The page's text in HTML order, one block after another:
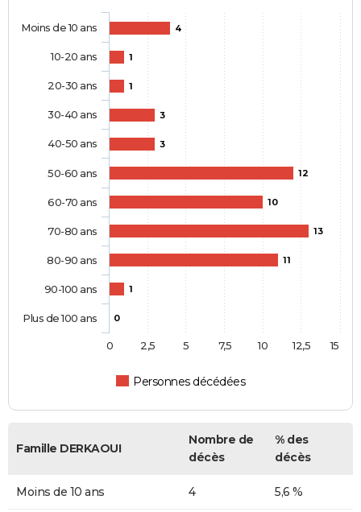
4
1
1
3
3
12
10
13
11
1
0
Personnes décédées
Moins de 10 ans
10-20 ans
20-30 ans
30-40 ans
40-50 ans
50-60 ans
60-70 ans
70-80 ans
80-90 ans
90-100 ans
Plus de 100 ans
0 2,5 5 7,5 10 12,5 15
Famille DERKAOUI
Nombre de
décès
% des
décès
Moins de 10 ans 4 5,6 %